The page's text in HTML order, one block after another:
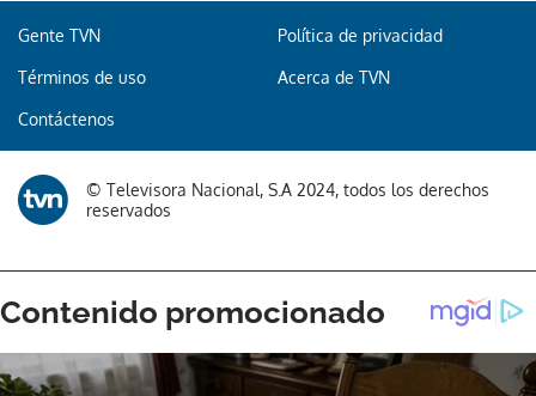
Gente TVN Política de privacidad
Términos de uso Acerca de TVN
Contáctenos
© Televisora Nacional, S.A 2024, todos los derechos
reservados